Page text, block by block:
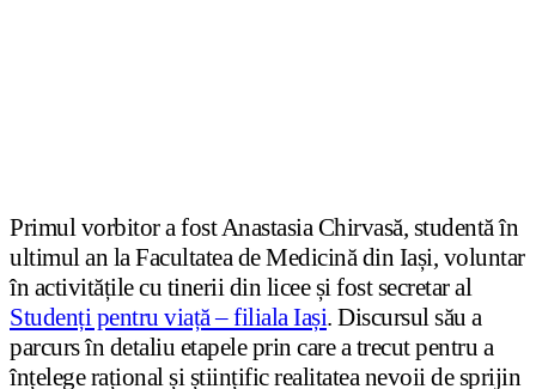
Primul vorbitor a fost Anastasia Chirvasă, studentă în
ultimul an la Facultatea de Medicină din Iași, voluntar
în activitățile cu tinerii din licee și fost secretar al
Studenți pentru viață – filiala Iași. Discursul său a
parcurs în detaliu etapele prin care a trecut pentru a
înțelege rațional și științific realitatea nevoii de sprijin